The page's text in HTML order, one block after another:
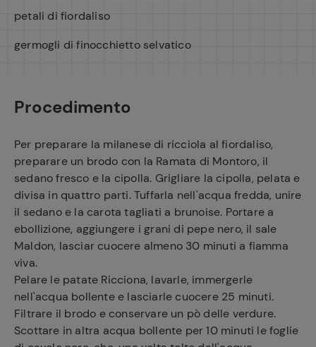
petali di fiordaliso
germogli di finocchietto selvatico
Procedimento
Per preparare la milanese di ricciola al fiordaliso,
preparare un brodo con la Ramata di Montoro, il
sedano fresco e la cipolla. Grigliare la cipolla, pelata e
divisa in quattro parti. Tuffarla nell'acqua fredda, unire
il sedano e la carota tagliati a brunoise. Portare a
ebollizione, aggiungere i grani di pepe nero, il sale
Maldon, lasciar cuocere almeno 30 minuti a fiamma
viva.
Pelare le patate Ricciona, lavarle, immergerle
nell'acqua bollente e lasciarle cuocere 25 minuti.
Filtrare il brodo e conservare un pò delle verdure.
Scottare in altra acqua bollente per 10 minuti le foglie